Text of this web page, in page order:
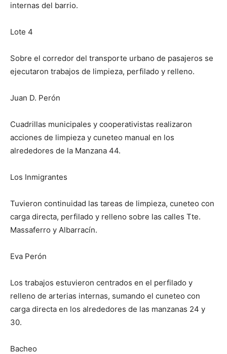
internas del barrio.
Lote 4
Sobre el corredor del transporte urbano de pasajeros se
ejecutaron trabajos de limpieza, perfilado y relleno.
Juan D. Perón
Cuadrillas municipales y cooperativistas realizaron
acciones de limpieza y cuneteo manual en los
alrededores de la Manzana 44.
Los Inmigrantes
Tuvieron continuidad las tareas de limpieza, cuneteo con
carga directa, perfilado y relleno sobre las calles Tte.
Massaferro y Albarracín.
Eva Perón
Los trabajos estuvieron centrados en el perfilado y
relleno de arterias internas, sumando el cuneteo con
carga directa en los alrededores de las manzanas 24 y
30.
Bacheo